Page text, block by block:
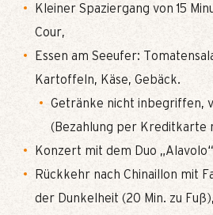
Kleiner Spaziergang von 15
Cour,
Essen am Seeufer:
Kartoffeln, Käse, Gebäck.
Getränke nicht inbegriffen,
(Bezahlung per Kreditkarte
Konzert mit dem Duo
Rückkehr nach Chinaillon mit
der Dunkelheit (20 Min. zu